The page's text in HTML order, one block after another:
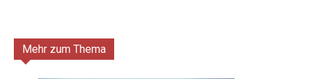
Mehr zum Thema